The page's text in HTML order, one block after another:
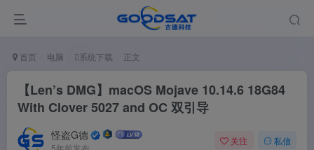
首页 电脑 系统下载 正文
【Len’s DMG】macOS Mojave 10.14.6 18G84
With Clover 5027 and OC 双引导
怪盗G德
5年前发布
关注 私信